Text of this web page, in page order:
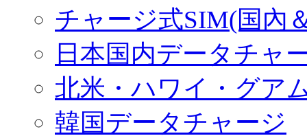
チャージ式SIM(国內
日本国内データチャ
北米・ハワイ・グア
韓国データチャージ